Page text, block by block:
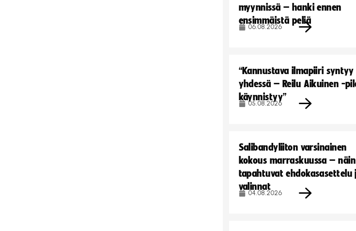
myynnissä – hanki ennen
ensimmäistä peliä
06.08.2026
“Kannustava ilmapiiri syntyy
yhdessä – Reilu Aikuinen -
käynnistyy”
05.08.2026
Salibandyliiton varsinainen
kokous marraskuussa – näin
tapahtuvat ehdokasasettelu
valinnat
04.08.2026